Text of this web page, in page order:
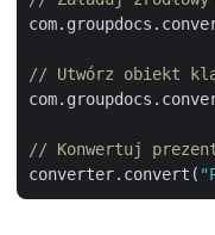
// Utwórz obiekt
// Konwertuj
converter.convert(